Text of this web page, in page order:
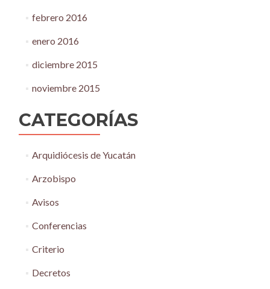
febrero 2016
enero 2016
diciembre 2015
noviembre 2015
CATEGORÍAS
Arquidiócesis de Yucatán
Arzobispo
Avisos
Conferencias
Criterio
Decretos